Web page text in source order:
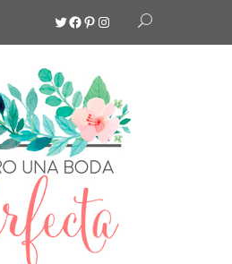
Twitter
Facebook
Pinterest
Instagram